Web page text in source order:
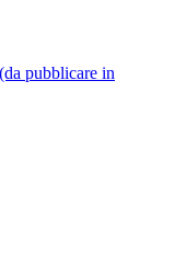
pubblicare in